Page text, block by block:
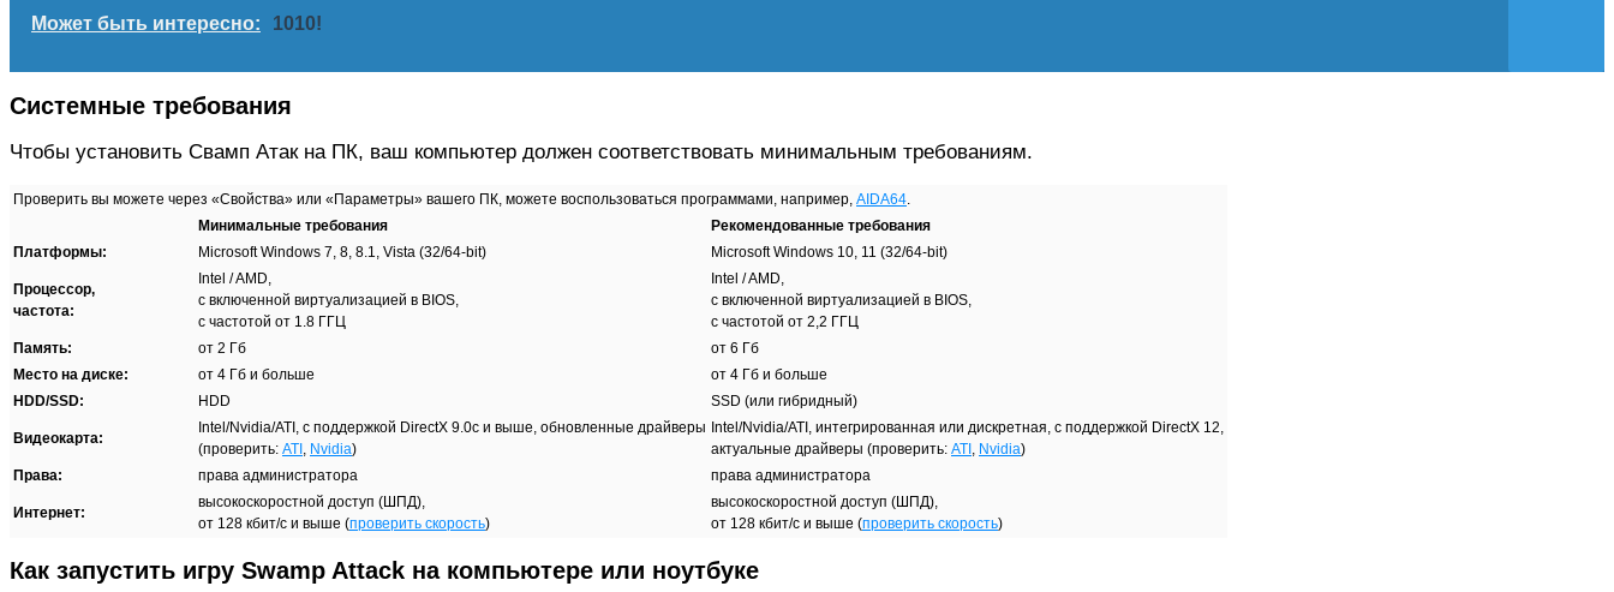
Может быть интересно: 1010!
Системные требования
Чтобы установить Свамп Атак на ПК, ваш компьютер должен соответствовать минимальным требованиям.
Проверить вы можете через «Свойства» или «Параметры» вашего ПК, можете воспользоваться программами, например, AIDA64.
Минимальные требования
Рекомендованные требования
Платформы:
Microsoft Windows 7, 8, 8.1, Vista (32/64-bit) Microsoft Windows 10, 11 (32/64-bit)
Процессор,
частота:
Intel / AMD,
с включенной виртуализацией в BIOS,
с частотой от 1.8 ГГЦ
Intel / AMD,
с включенной виртуализацией в BIOS,
с частотой от 2,2 ГГЦ
Память:
от 2 Гб
от 6 Гб
Место на диске:
от 4 Гб и больше
от 4 Гб и больше
HDD/SSD:
HDD SSD (или гибридный)
Видеокарта:
Intel/Nvidia/ATI, с поддержкой DirectX 9.0c и выше, обновленные драйверы
(проверить: ATI, Nvidia)
Intel/Nvidia/ATI, интегрированная или дискретная, с поддержкой DirectX 12,
актуальные драйверы (проверить: ATI, Nvidia)
Права:
права администратора права администратора
Интернет:
высокоскоростной доступ (ШПД),
от 128 кбит/с и выше (проверить скорость)
высокоскоростной доступ (ШПД),
от 128 кбит/с и выше (проверить скорость)
Как запустить игру Swamp Attack на компьютере или ноутбуке